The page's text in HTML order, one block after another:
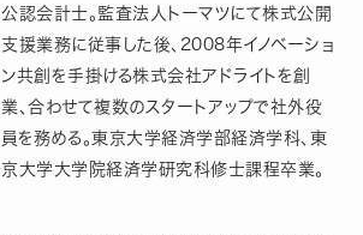
公認会計士。監査法人トーマツにて株式公開
支援業務に従事した後、2008年イノベーショ
ン共創を手掛ける株式会社アドライトを創
業、合わせて複数のスタートアップで社外役
員を務める。東京大学経済学部経済学科、東
京大学大学院経済学研究科修士課程卒業。